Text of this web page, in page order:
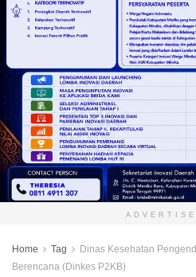
Home Tag
Dinas Kesehatan
Berencana (Dinkes P2KB)